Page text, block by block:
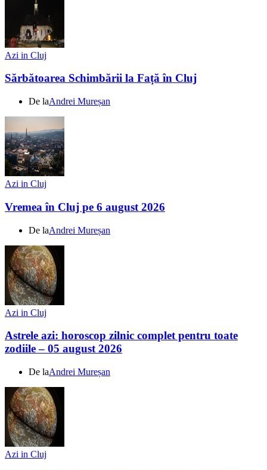
Azi in Cluj
Sărbătoarea Schimbării la Față în Cluj
De laAndrei Mureșan
Azi in Cluj
Vremea în Cluj pe 6 august 2026
De laAndrei Mureșan
Azi in Cluj
Astrele azi: horoscop zilnic complet pentru toate
zodiile – 05 august 2026
De laAndrei Mureșan
Azi in Cluj